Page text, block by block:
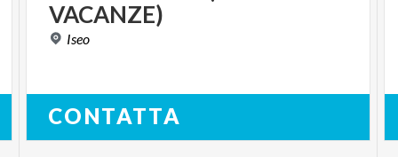
VACANZE)
Iseo
CONTATTA